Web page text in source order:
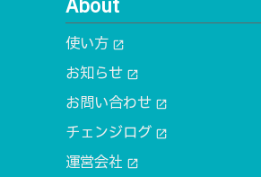
About
使い方 open_in_new
お知らせ open_in_new
お問い合わせ open_in_new
チェンジログ open_in_new
運営会社 open_in_new